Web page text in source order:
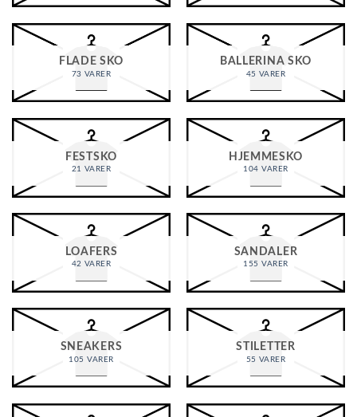
FLADE SKO
73 VARER
BALLERINA SKO
45 VARER
FESTSKO
21 VARER
HJEMMESKO
104 VARER
LOAFERS
42 VARER
SANDALER
155 VARER
SNEAKERS
105 VARER
STILETTER
55 VARER